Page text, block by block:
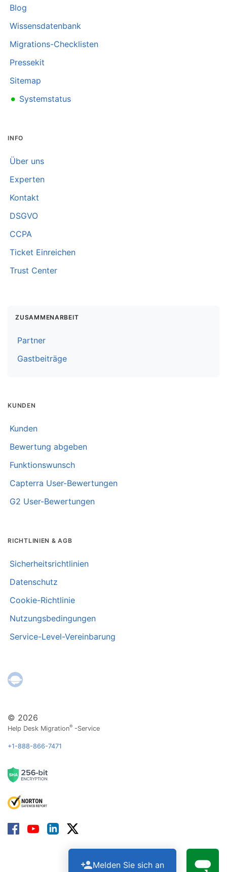
© 2026
Help Desk Migration® -Service
+1-888-866-7471
Blog
Wissensdatenbank
Migrations-Checklisten
Pressekit
Sitemap
• Systemstatus
INFO
Über uns
Experten
Kontakt
DSGVO
CCPA
Ticket Einreichen
Trust Center
ZUSAMMENARBEIT
Partner
Gastbeiträge
KUNDEN
Kunden
Bewertung abgeben
Funktionswunsch
Capterra User-Bewertungen
G2 User-Bewertungen
RICHTLINIEN & AGB
Sicherheitsrichtlinien
Datenschutz
Cookie-Richtlinie
Nutzungsbedingungen
Service-Level-Vereinbarung
Melden Sie sich an